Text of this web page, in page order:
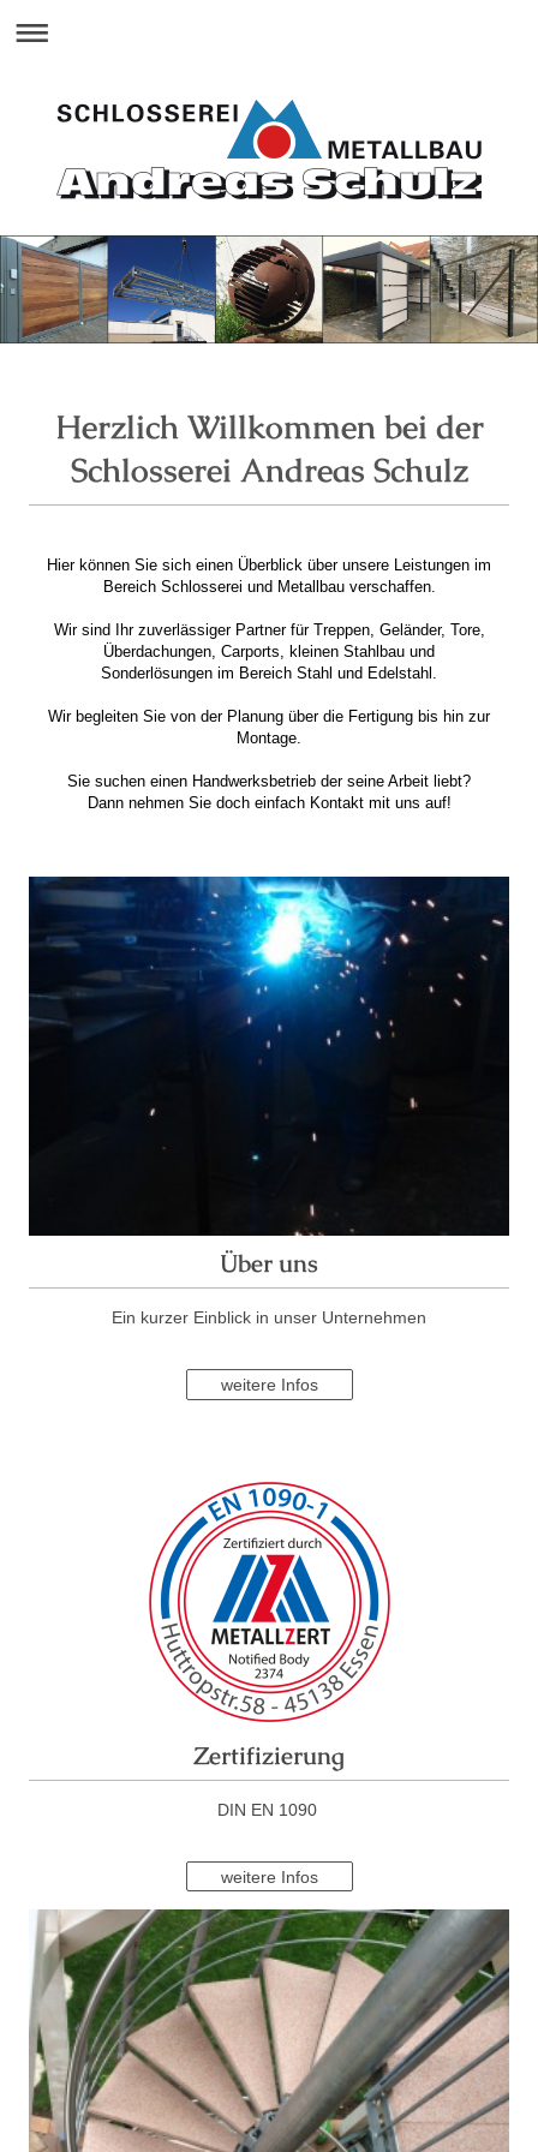
Herzlich Willkommen bei der
Schlosserei Andreas Schulz
Hier können Sie sich einen Überblick über unsere Leistungen im
Bereich Schlosserei und Metallbau verschaffen.
Wir sind Ihr zuverlässiger Partner für Treppen, Geländer, Tore,
Überdachungen, Carports, kleinen Stahlbau und
Sonderlösungen im Bereich Stahl und Edelstahl.
Wir begleiten Sie von der Planung über die Fertigung bis hin zur
Montage.
Sie suchen einen Handwerksbetrieb der seine Arbeit liebt?
Dann nehmen Sie doch einfach Kontakt mit uns auf!
Über uns
Ein kurzer Einblick in unser Unternehmen
weitere Infos
Zertifizierung
DIN EN 1090
weitere Infos